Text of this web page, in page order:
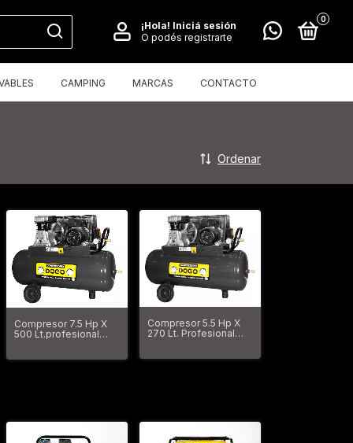
¡Hola! Iniciá sesión
O podés registrarte
0
CAMPING MARCAS CONTACTO
Ordenar
Compresor 7.5 Hp X
500 Lt.profesional
Compresor 5.5 Hp X
270 Lt. Profesional